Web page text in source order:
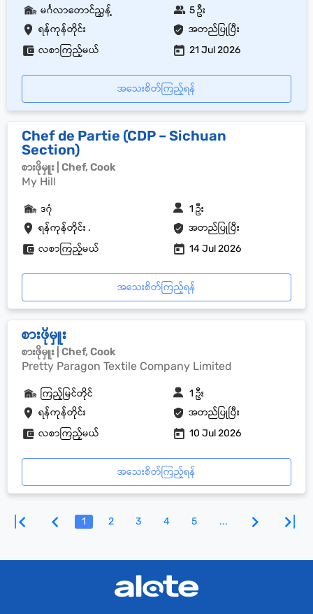
ရန်ကုန်တိုင်း အတည်ပြုပြီး
မင်္ဂလာတောင်ညွှန့် 5 ဦး
လစာကြည့်မယ် 21 Jul 2026
အသေးစိတ်ကြည့်ရန်
Chef de Partie (CDP – Sichuan
Section)
စားဖိုမှူး | Chef, Cook
My Hill
ရန်ကုန်တိုင်း . အတည်ပြုပြီး
ဒဂုံ 1 ဦး
လစာကြည့်မယ် 14 Jul 2026
အသေးစိတ်ကြည့်ရန်
စားဖိုမှူး
စားဖိုမှူး | Chef, Cook
Pretty Paragon Textile Company Limited
ရန်ကုန်တိုင်း အတည်ပြုပြီး
ကြည့်မြင်တိုင် 1 ဦး
လစာကြည့်မယ် 10 Jul 2026
အသေးစိတ်ကြည့်ရန်
1 2 3 4 5 ...